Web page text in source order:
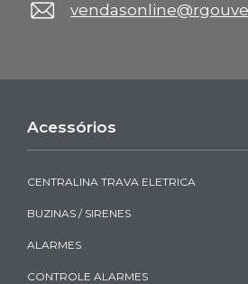
Acessórios
CENTRALINA TRAVA ELETRICA
BUZINAS / SIRENES
ALARMES
CONTROLE ALARMES